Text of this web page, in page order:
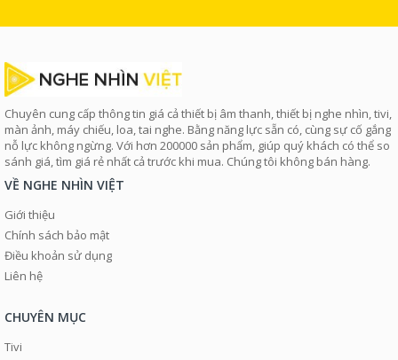
Chuyên cung cấp thông tin giá cả thiết bị âm thanh, thiết bị nghe nhìn, tivi,
màn ảnh, máy chiếu, loa, tai nghe. Bằng năng lực sẵn có, cùng sự cố gắng
nỗ lực không ngừng. Với hơn 200000 sản phẩm, giúp quý khách có thể so
sánh giá, tìm giá rẻ nhất cả trước khi mua. Chúng tôi không bán hàng.
VỀ NGHE NHÌN VIỆT
Giới thiệu
Chính sách bảo mật
Điều khoản sử dụng
Liên hệ
CHUYÊN MỤC
Tivi